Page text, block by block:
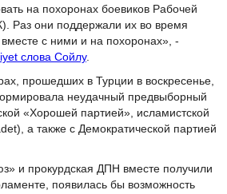
на похоронах боевиков Рабочей
Раз они поддержали их во время
вместе с ними и на похоронах», -
слова Сойлу.
прошедших в Турции в воскресенье,
неудачный предвыборный
«Хорошей партией», исламистской
а также с Демократической партией
и прокурдская ДПН вместе получили
появилась бы возможность